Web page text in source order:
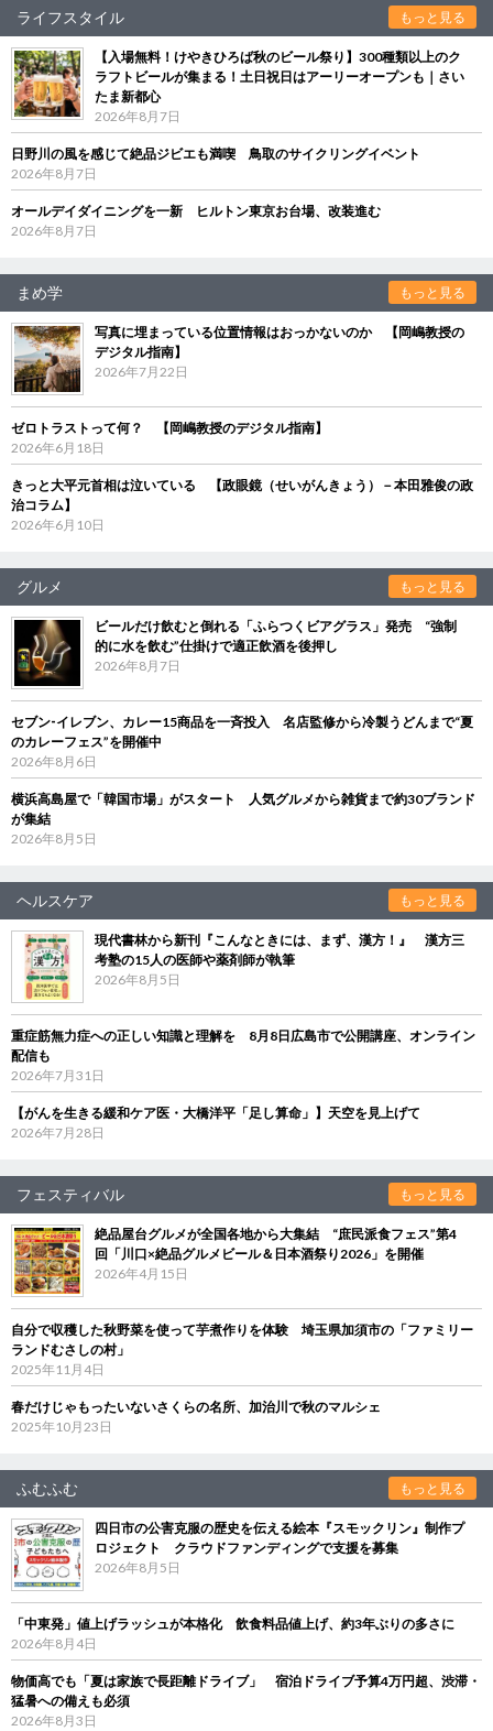
ライフスタイル もっと見る
【入場無料！けやきひろば秋のビール祭り】300種類以上のク
ラフトビールが集まる！土日祝日はアーリーオープンも｜さい
たま新都心
2026年8月7日
日野川の風を感じて絶品ジビエも満喫 鳥取のサイクリングイベント
2026年8月7日
オールデイダイニングを一新 ヒルトン東京お台場、改装進む
2026年8月7日
まめ学 もっと見る
写真に埋まっている位置情報はおっかないのか 【岡嶋教授の
デジタル指南】
2026年7月22日
ゼロトラストって何？ 【岡嶋教授のデジタル指南】
2026年6月18日
きっと大平元首相は泣いている 【政眼鏡（せいがんきょう）－本田雅俊の政
治コラム】
2026年6月10日
グルメ もっと見る
ビールだけ飲むと倒れる「ふらつくビアグラス」発売 “強制
的に水を飲む”仕掛けで適正飲酒を後押し
2026年8月7日
セブン‐イレブン、カレー15商品を一斉投入 名店監修から冷製うどんまで“夏
のカレーフェス”を開催中
2026年8月6日
横浜高島屋で「韓国市場」がスタート 人気グルメから雑貨まで約30ブランド
が集結
2026年8月5日
ヘルスケア もっと見る
現代書林から新刊『こんなときには、まず、漢方！』 漢方三
考塾の15人の医師や薬剤師が執筆
2026年8月5日
重症筋無力症への正しい知識と理解を 8月8日広島市で公開講座、オンライン
配信も
2026年7月31日
【がんを生きる緩和ケア医・大橋洋平「足し算命」】天空を見上げて
2026年7月28日
フェスティバル もっと見る
絶品屋台グルメが全国各地から大集結 “庶民派食フェス”第4
回「川口×絶品グルメビール＆日本酒祭り2026」を開催
2026年4月15日
自分で収穫した秋野菜を使って芋煮作りを体験 埼玉県加須市の「ファミリー
ランドむさしの村」
2025年11月4日
春だけじゃもったいないさくらの名所、加治川で秋のマルシェ
2025年10月23日
ふむふむ もっと見る
四日市の公害克服の歴史を伝える絵本『スモックリン』制作プ
ロジェクト クラウドファンディングで支援を募集
2026年8月5日
「中東発」値上げラッシュが本格化 飲食料品値上げ、約3年ぶりの多さに
2026年8月4日
物価高でも「夏は家族で長距離ドライブ」 宿泊ドライブ予算4万円超、渋滞・
猛暑への備えも必須
2026年8月3日